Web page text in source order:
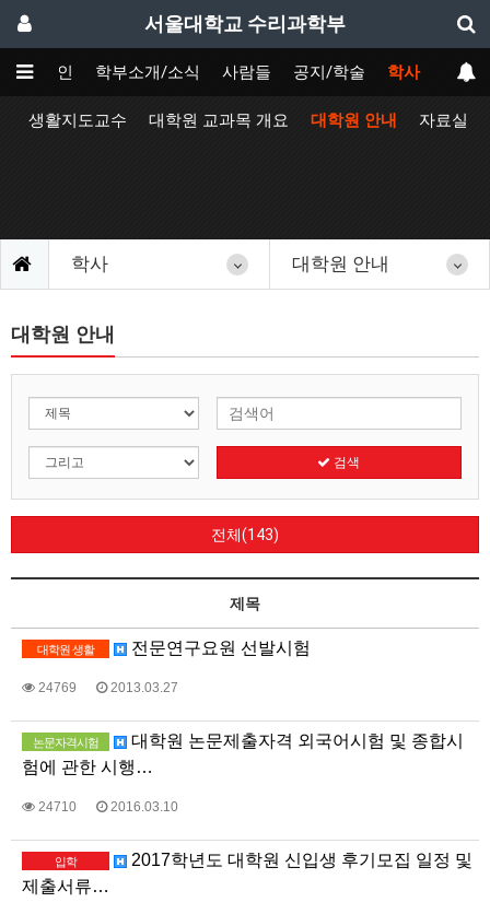
서울대학교 수리과학부
메인 학부소개/소식 사람들 공지/학술 학사
생활지도교수 대학원 교과목 개요 대학원 안내 자료실
학사 대학원 안내
대학원 안내
검색
전체(143)
제목
대학원 생활 전문연구요원 선발시험
24769 2013.03.27
논문자격시험
대학원 논문제출자격 외국어시험 및 종합시
험에 관한 시행…
24710 2016.03.10
입학
2017학년도 대학원 신입생 후기모집 일정 및
제출서류…